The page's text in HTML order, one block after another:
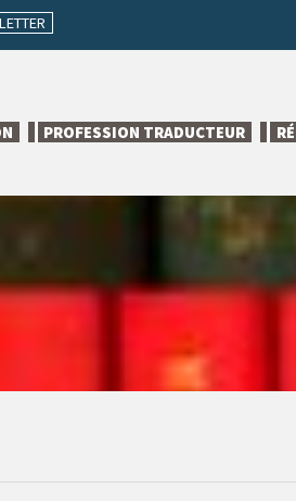
PROFESSION TRADUCTEUR